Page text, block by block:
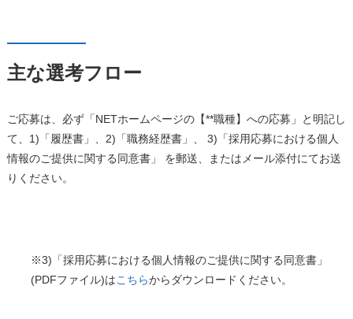
主な選考フロー
ご応募は、必ず「NETホームページの【**職種】への応募」と明記し
て、1)「履歴書」、2)「職務経歴書」、 3)「採用応募における個人
情報のご提供に関する同意書」 を郵送、またはメール添付にてお送
りください。
※3)「採用応募における個人情報のご提供に関する同意書」
(PDFファイル)はこちらからダウンロードください。